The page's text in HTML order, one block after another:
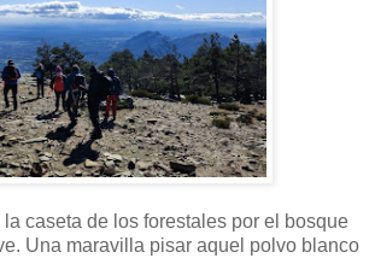
caseta de los forestales por el bosque
Una maravilla pisar aquel polvo blanco